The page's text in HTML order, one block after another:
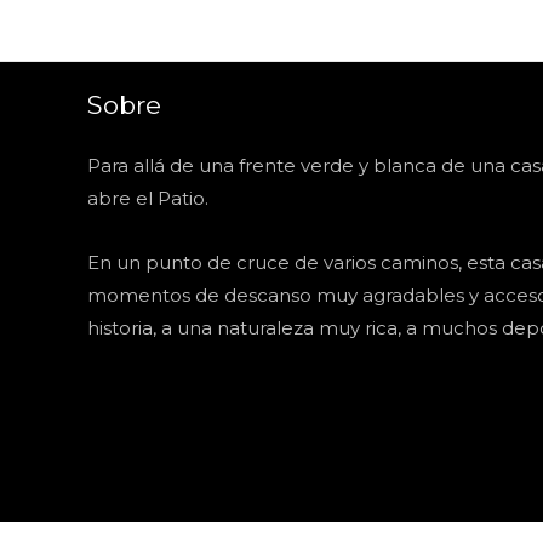
Sobre
Para allá de una frente verde y blanca de una
abre el Patio.
En un punto de cruce de varios caminos, esta
momentos de descanso muy agradables y
historia, a una naturaleza muy rica, a muchos